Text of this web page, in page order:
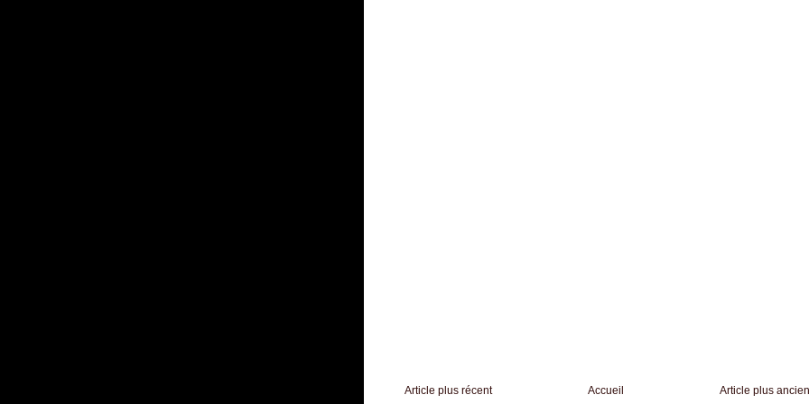
Article plus récent Article plus ancien
Accueil